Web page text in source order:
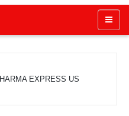
EXPRESS US